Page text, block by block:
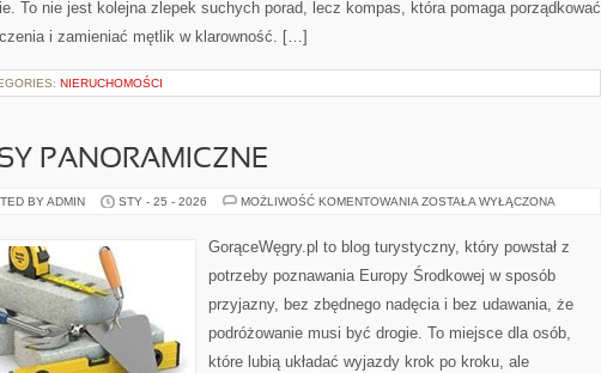
To nie jest kolejna zlepek suchych porad, lecz kompas, która pomaga porządkować
i zamieniać mętlik w klarowność. […]
NIERUCHOMOŚCI
PANORAMICZNE
BY ADMIN STY - 25 - 2026 MOŻLIWOŚĆ KOMENTOWANIA TRASY
ZOSTAŁA WYŁĄCZONA
GorąceWęgry.pl to blog turystyczny, który powstał z
potrzeby poznawania Europy Środkowej w sposób
przyjazny, bez zbędnego nadęcia i bez udawania, że
podróżowanie musi być drogie. To miejsce dla osób,
które lubią układać wyjazdy krok po kroku, ale